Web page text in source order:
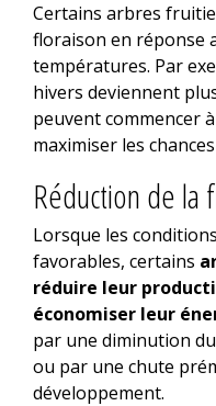
Certains arbres
floraison en réponse
températures. Par
hivers deviennent
peuvent commencer
maximiser les
Réduction de la
Lorsque les
favorables, certains
réduire leur
économiser leur
par une diminution
ou par une chute
développement.